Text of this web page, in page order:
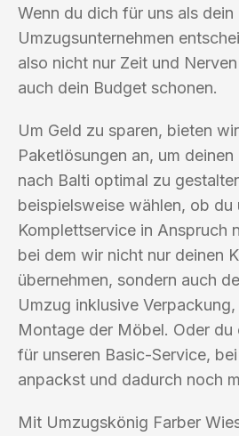
Wenn du dich für uns als dein
Umzugsunternehmen
also nicht nur Zeit und
auch dein Budget schonen.
Um Geld zu sparen, bieten
Paketlösungen an, um
nach Balti optimal zu
beispielsweise wählen, ob du
Komplettservice in Anspruch
bei dem wir nicht nur deinen
übernehmen, sondern auch
Umzug inklusive
Montage der Möbel. Oder du
für unseren Basic-Service,
anpackst und dadurch noch
Mit Umzugskönig Farber